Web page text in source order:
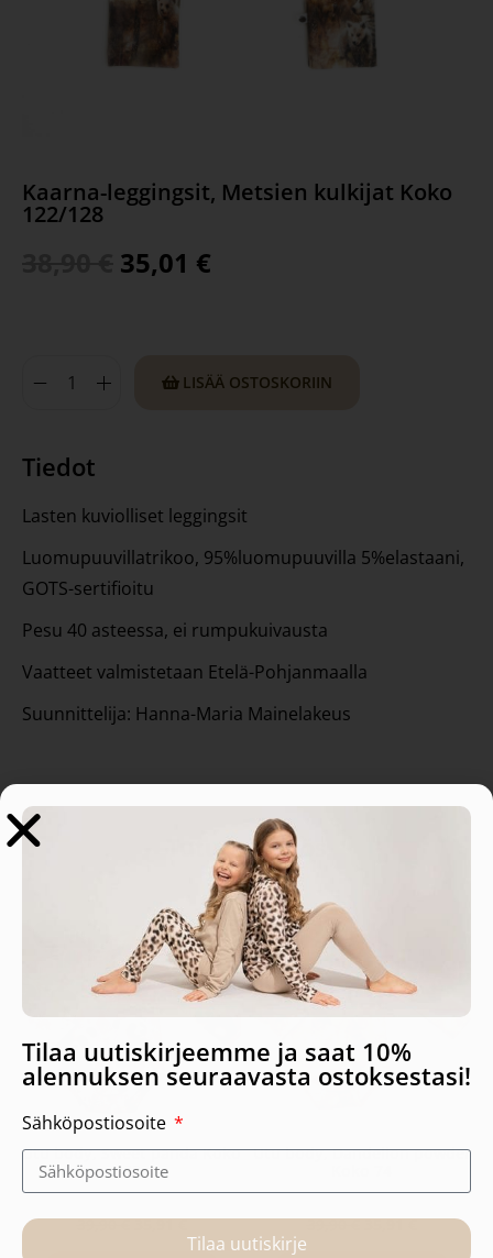
Kaarna-leggingsit, Metsien kulkijat Koko
122/128
35,01 €
LISÄÄ OSTOSKORIIN
Tiedot
Lasten kuviolliset leggingsit
Luomupuuvillatrikoo, 95%luomupuuvilla 5%elastaani,
GOTS-sertifioitu
Pesu 40 asteessa, ei rumpukuivausta
Vaatteet valmistetaan Etelä-Pohjanmaalla
Suunnittelija: Hanna-Maria Mainelakeus
Tutustu myös
Utu body, Sweet panda Koko
62
39,90€ 35,91€
-10%
Utu body, Dandelion powder
39,90€ 35,91€
Tilaa uutiskirjeemme ja saat 10%
alennuksen seuraavasta ostoksestasi!
Sähköpostiosoite
Tilaa uutiskirje